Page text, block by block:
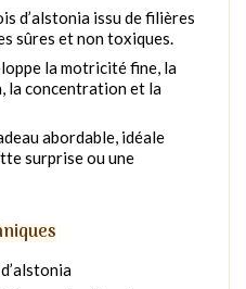
d’alstonia issu de filières
sûres et non toxiques.
la motricité fine, la
la concentration et la
abordable, idéale
surprise ou une